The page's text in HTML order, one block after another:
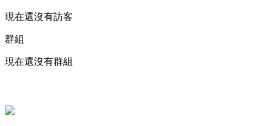
現在還沒有訪客
群組
現在還沒有群組